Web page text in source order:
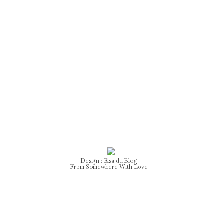
Design : Elsadu Blog
From Somewhere With Love